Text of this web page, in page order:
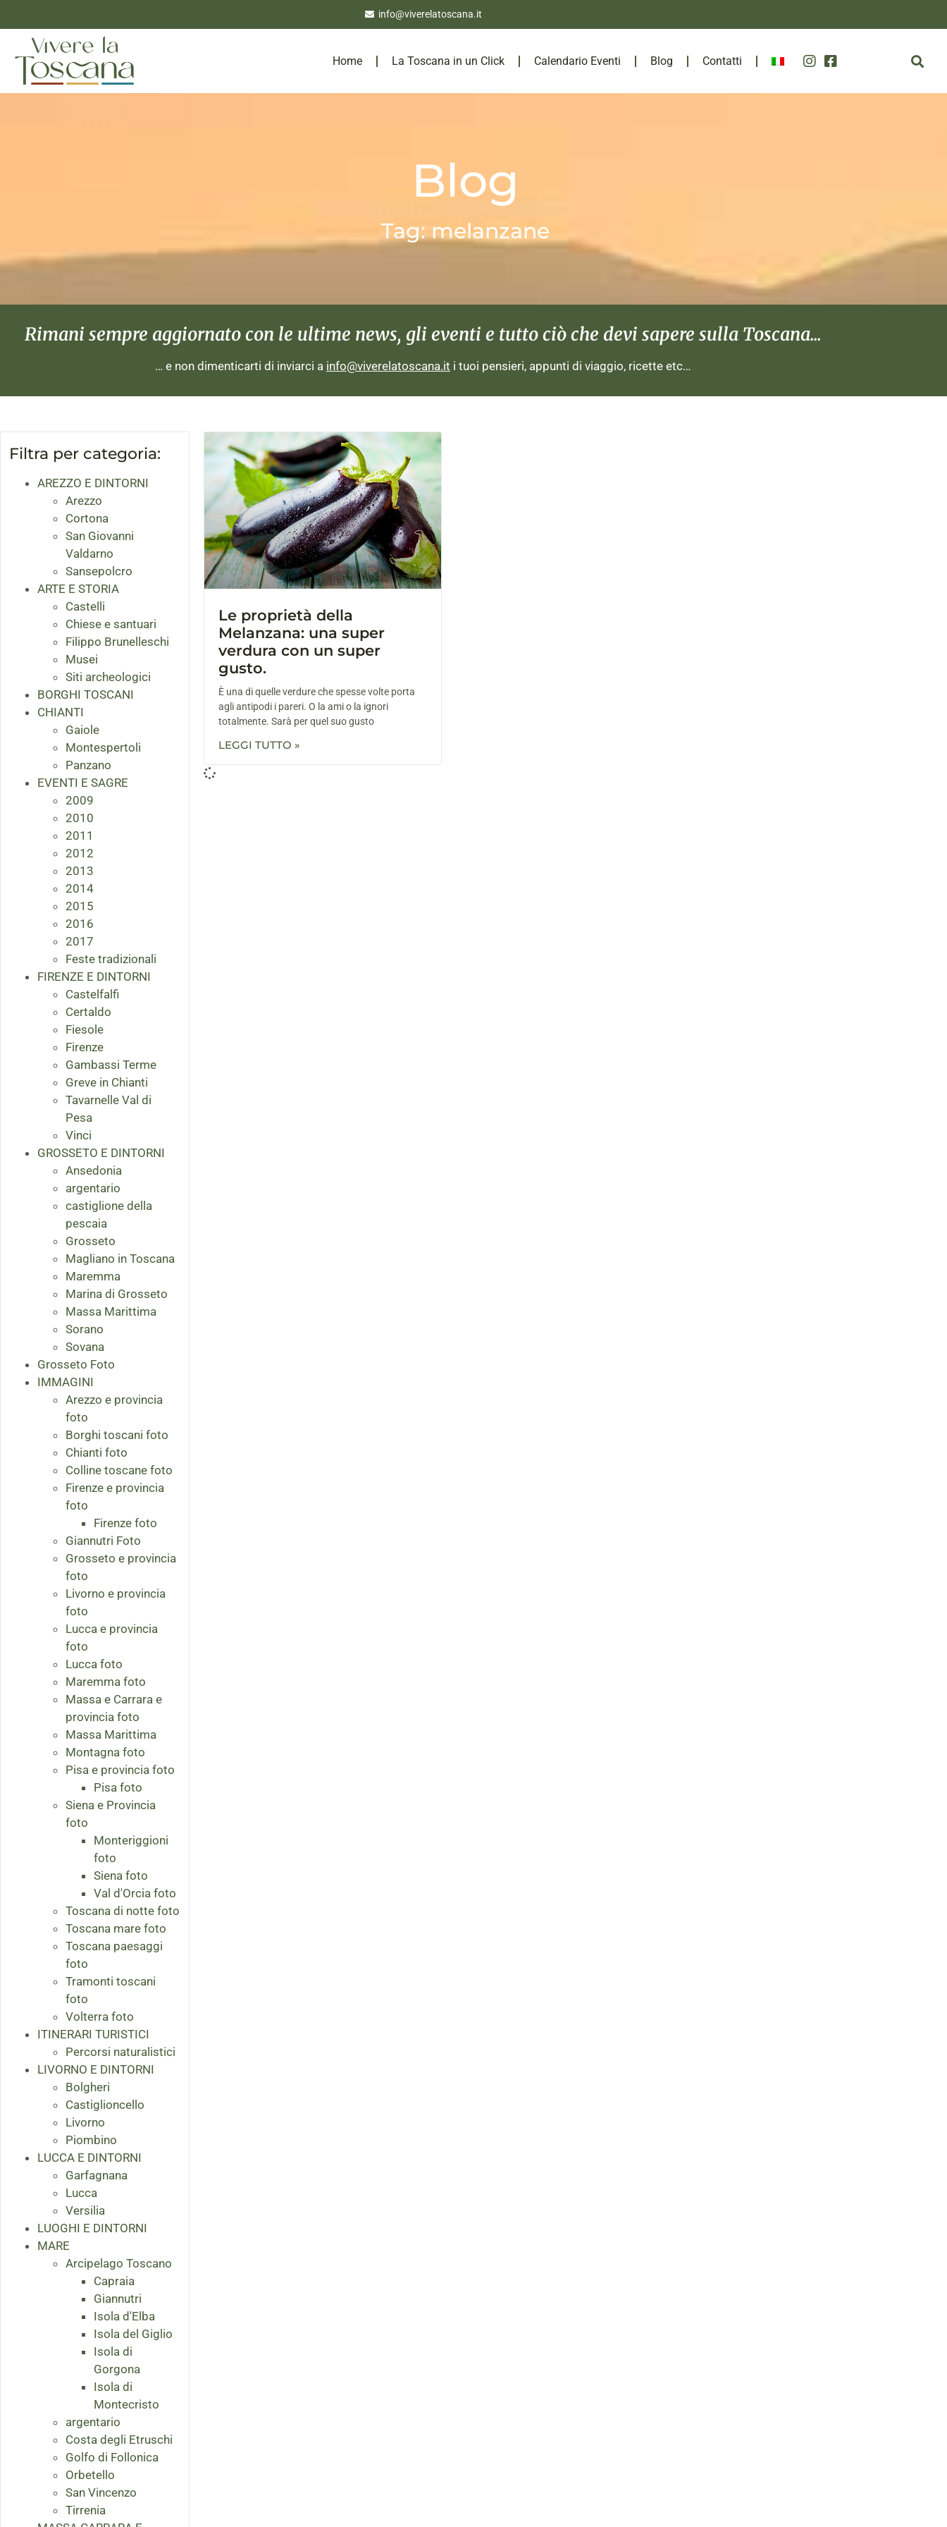
info@viverelatoscana.it
Home La Toscana in un Click Calendario Eventi Blog Contatti
Blog
Tag: melanzane
Rimani sempre aggiornato con le ultime news, gli eventi e tutto ciò che devi sapere sulla Toscana...
… e non dimenticarti di inviarci a info@viverelatoscana.it i tuoi pensieri, appunti di viaggio, ricette etc…
Filtra per categoria:
AREZZO E DINTORNI
Arezzo
Cortona
San Giovanni
Valdarno
Sansepolcro
ARTE E STORIA
Castelli
Chiese e santuari
Filippo Brunelleschi
Musei
Siti archeologici
BORGHI TOSCANI
CHIANTI
Gaiole
Montespertoli
Panzano
EVENTI E SAGRE
2009
2010
2011
2012
2013
2014
2015
2016
2017
Feste tradizionali
FIRENZE E DINTORNI
Castelfalfi
Certaldo
Fiesole
Firenze
Gambassi Terme
Greve in Chianti
Tavarnelle Val di
Pesa
Vinci
GROSSETO E DINTORNI
Ansedonia
argentario
castiglione della
pescaia
Grosseto
Magliano in Toscana
Maremma
Marina di Grosseto
Massa Marittima
Sorano
Sovana
Grosseto Foto
IMMAGINI
Arezzo e provincia
foto
Borghi toscani foto
Chianti foto
Colline toscane foto
Firenze e provincia
foto
Firenze foto
Giannutri Foto
Grosseto e provincia
foto
Livorno e provincia
foto
Lucca e provincia
foto
Lucca foto
Maremma foto
Massa e Carrara e
provincia foto
Massa Marittima
Montagna foto
Pisa e provincia foto
Pisa foto
Siena e Provincia
foto
Monteriggioni
foto
Siena foto
Val d'Orcia foto
Toscana di notte foto
Toscana mare foto
Toscana paesaggi
foto
Tramonti toscani
foto
Volterra foto
ITINERARI TURISTICI
Percorsi naturalistici
LIVORNO E DINTORNI
Bolgheri
Castiglioncello
Livorno
Piombino
LUCCA E DINTORNI
Garfagnana
Lucca
Versilia
LUOGHI E DINTORNI
MARE
Arcipelago Toscano
Capraia
Giannutri
Isola d'Elba
Isola del Giglio
Isola di
Gorgona
Isola di
Montecristo
argentario
Costa degli Etruschi
Golfo di Follonica
Orbetello
San Vincenzo
Tirrenia
Le proprietà della
Melanzana: una super
verdura con un super
gusto.
È una di quelle verdure che spesse volte porta
agli antipodi i pareri. O la ami o la ignori
totalmente. Sarà per quel suo gusto
LEGGI TUTTO »